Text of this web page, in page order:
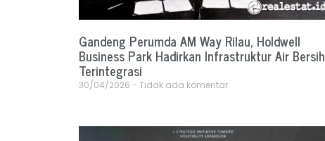
Gandeng Perumda AM Way Rilau, Holdwell
Business Park Hadirkan Infrastruktur Air Bersih
Terintegrasi
30/04/2026 Tidak ada komentar